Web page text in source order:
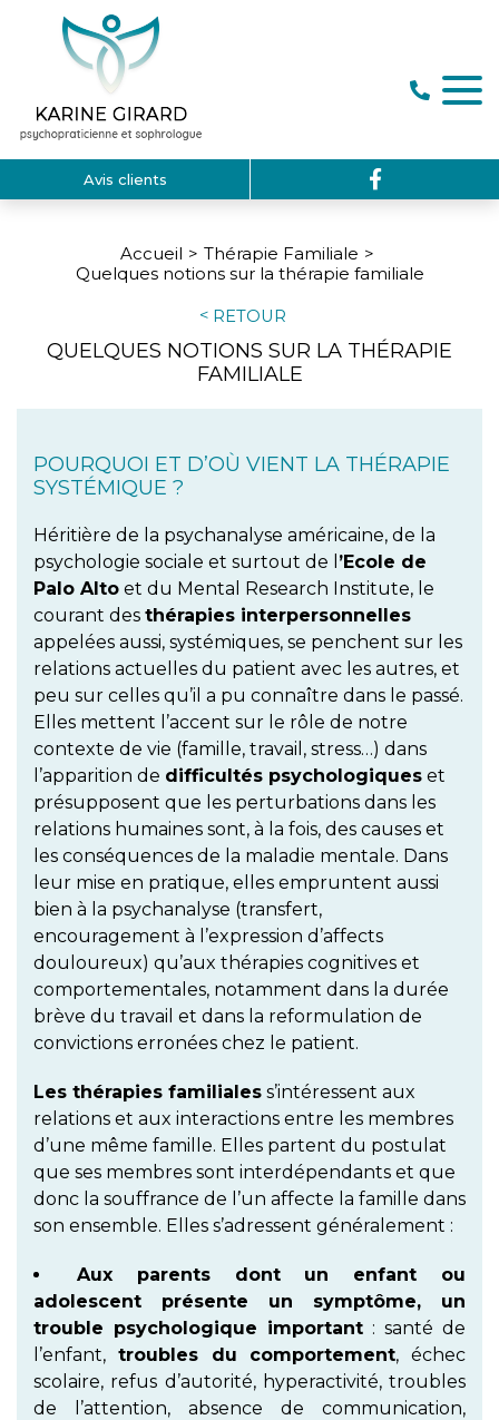
Avis clients
Accueil
Thérapie Familiale
Quelques notions sur la thérapie familiale
RETOUR
QUELQUES NOTIONS SUR LA THÉRAPIE
FAMILIALE
POURQUOI ET D’OÙ VIENT LA THÉRAPIE
SYSTÉMIQUE ?
Héritière de la psychanalyse américaine, de la
psychologie sociale et surtout de l ’Ecole de
Palo Alto et du Mental Research Institute, le
courant des thérapies interpersonnelles
appelées aussi, systémiques, se penchent sur les
relations actuelles du patient avec les autres, et
peu sur celles qu’il a pu connaître dans le passé.
Elles mettent l’accent sur le rôle de notre
contexte de vie (famille, travail, stress…) dans
l’apparition de difficultés psychologiques et
présupposent que les perturbations dans les
relations humaines sont, à la fois, des causes et
les conséquences de la maladie mentale. Dans
leur mise en pratique, elles empruntent aussi
bien à la psychanalyse (transfert,
encouragement à l’expression d’affects
douloureux) qu’aux thérapies cognitives et
comportementales, notamment dans la durée
brève du travail et dans la reformulation de
convictions erronées chez le patient.
Les thérapies familiales s’intéressent aux
relations et aux interactions entre les membres
d’une même famille. Elles partent du postulat
que ses membres sont interdépendants et que
donc la souffrance de l’un affecte la famille dans
son ensemble. Elles s’adressent généralement :
Aux parents dont un enfant ou
adolescent présente un symptôme, un
trouble psychologique important : santé de
l’enfant, troubles du comportement, échec
scolaire, refus d’autorité, hyperactivité, troubles
de l’attention, absence de communication,